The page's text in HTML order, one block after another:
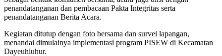
penandatanganan dan pembacaan Pakta Integritas serta
penandatanganan Berita Acara.
Kegiatan ditutup dengan foto bersama dan survei lapangan,
menandai dimulainya implementasi program PISEW di Kecamatan
Dayeuhluhur.